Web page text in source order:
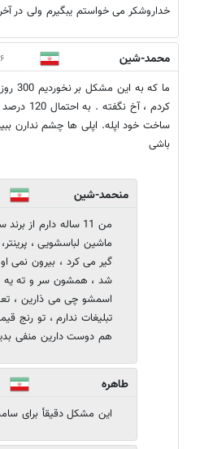
خداروشکر می خواستم یبگیرم ولی در
محمد-شین
ما
کردم ،
ساخت خود اپله. اپلی ها چشم ندارن
باشی
منحمد-شین
گیر می کرد ، بیرون نمی
شد ، همشون سر و ته یه
اسمشو چی می ذارین ،
تبلیغات ندارم ، تو رنج
هم دوست دارین منفی
طاهره
این مشکل دقیقأ برای